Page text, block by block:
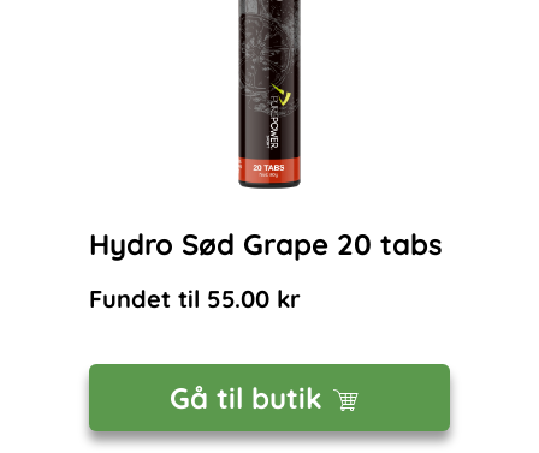
Hydro Sød Grape 20 tabs
Fundet til 55.00 kr
Gå til butik